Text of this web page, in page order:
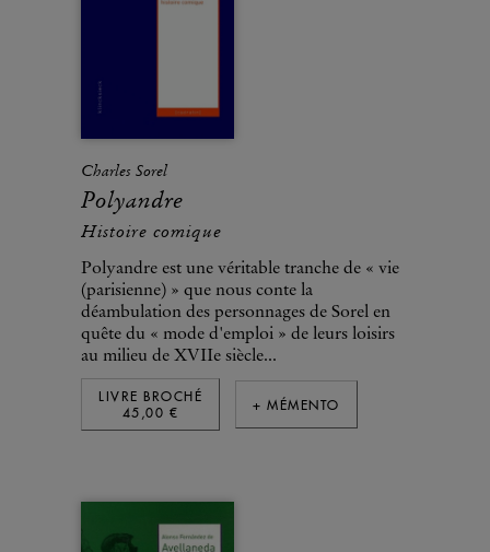
Charles Sorel
Polyandre
Histoire comique
Polyandre est une véritable tranche de « vie
(parisienne) » que nous conte la
déambulation des personnages de Sorel en
quête du « mode d'emploi » de leurs loisirs
au milieu de XVIIe siècle...
LIVRE BROCHÉ
45,00 €
+ MÉMENTO